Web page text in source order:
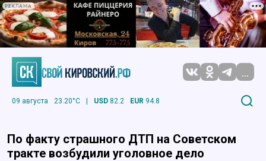
РЕКЛАМА
...
09 августа 23.20°C | USD 82.2 EUR 94.8
По факту страшного ДТП на Советском
тракте возбудили уголовное дело